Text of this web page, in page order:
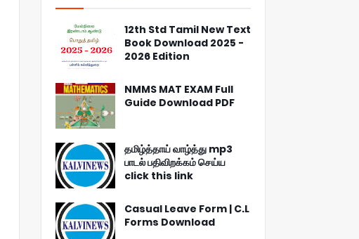
12th Std Tamil New Text
Book Download 2025 -
2026 Edition
NMMS MAT EXAM Full
Guide Download PDF
தமிழ்த்தாய் வாழ்த்து mp3
பாடல் பதிவிறக்கம் செய்ய
click this link
Casual Leave Form | C.L
Forms Download